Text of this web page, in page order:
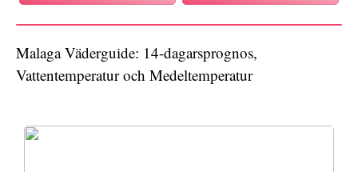
Malaga Väderguide: 14-dagarsprognos,
Vattentemperatur och Medeltemperatur